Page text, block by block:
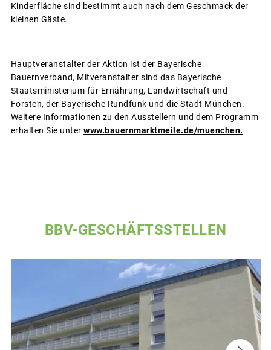
Kinderfläche sind bestimmt auch nach dem Geschmack der
kleinen Gäste.
Hauptveranstalter der Aktion ist der Bayerische
Bauernverband, Mitveranstalter sind das Bayerische
Staatsministerium für Ernährung, Landwirtschaft und
Forsten, der Bayerische Rundfunk und die Stadt München.
Weitere Informationen zu den Ausstellern und dem Programm
erhalten Sie unter www.bauernmarktmeile.de/muenchen.
BBV-GESCHÄFTSSTELLEN